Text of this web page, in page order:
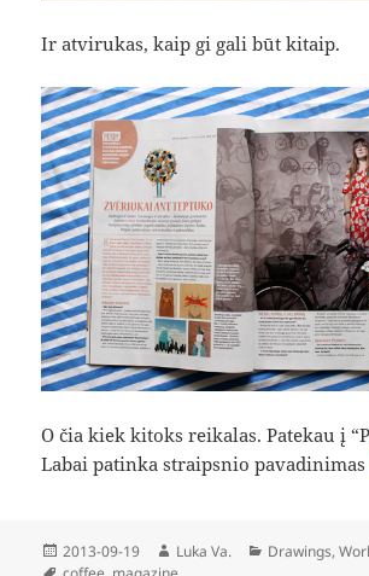
Ir atvirukas, kaip gi gali būt kitaip.
O čia kiek kitoks reikalas. Patekau į
Labai patinka straipsnio pavadinimas
Posted
on
2013-09-19 Author
Luka Va. Categories
Drawings,
Tags